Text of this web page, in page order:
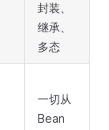
封装、
继承、
多态
一切从
Bean